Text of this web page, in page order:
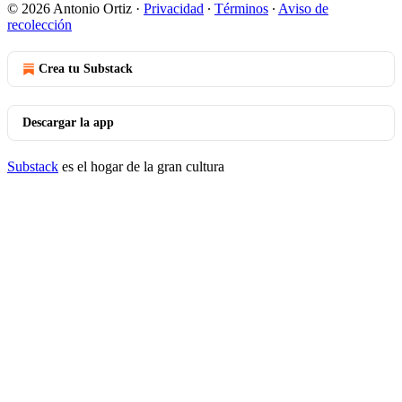
© 2026 Antonio Ortiz · Privacidad ∙ Términos ∙ Aviso de
recolección
Crea tu Substack
Descargar la app
Substack es el hogar de la gran cultura